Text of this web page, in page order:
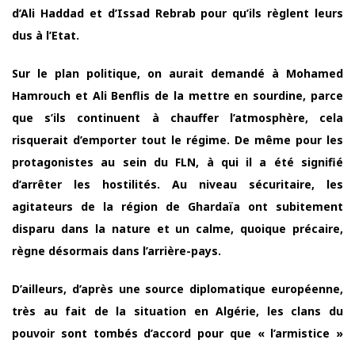
d’Ali Haddad et d’Issad Rebrab pour qu’ils règlent leurs
dus à l’Etat.
Sur le plan politique, on aurait demandé à Mohamed
Hamrouch et Ali Benflis de la mettre en sourdine, parce
que s’ils continuent à chauffer l’atmosphère, cela
risquerait d’emporter tout le régime. De même pour les
protagonistes au sein du FLN, à qui il a été signifié
d’arrêter les hostilités. Au niveau sécuritaire, les
agitateurs de la région de Ghardaïa ont subitement
disparu dans la nature et un calme, quoique précaire,
règne désormais dans l’arrière-pays.
D’ailleurs, d’après une source diplomatique européenne,
très au fait de la situation en Algérie, les clans du
pouvoir sont tombés d’accord pour que « l’armistice »